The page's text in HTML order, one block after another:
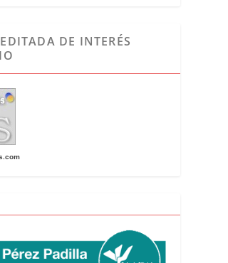
DE INTERÉS